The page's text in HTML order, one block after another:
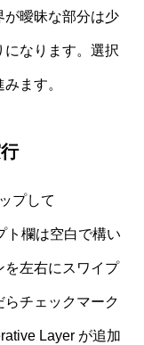
が曖昧な部分は少
になります。選択
ます。
プして
ト欄は空白で構い
を左右にスワイプ
らチェックマーク
Layer が追加